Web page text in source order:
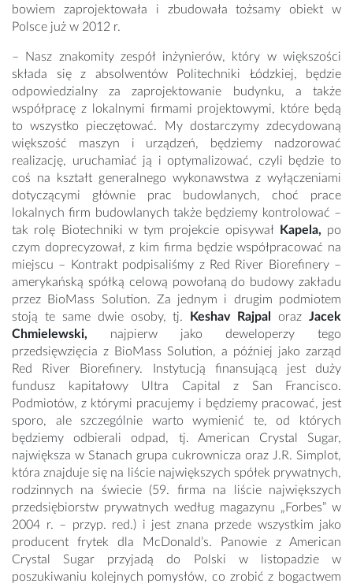
bowiem zaprojektowała i zbudowała tożsamy obiekt w
Polsce już w 2012 r.
– Nasz znakomity zespół inżynierów, który w większości
składa się z absolwentów Politechniki Łódzkiej, będzie
odpowiedzialny za zaprojektowanie budynku, a także
współpracę z lokalnymi firmami projektowymi, które będą
to wszystko pieczętować. My dostarczymy zdecydowaną
większość maszyn i urządzeń, będziemy nadzorować
realizację, uruchamiać ją i optymalizować, czyli będzie to
coś na kształt generalnego wykonawstwa z wyłączeniami
dotyczącymi głównie prac budowlanych, choć prace
lokalnych firm budowlanych także będziemy kontrolować –
tak rolę Biotechniki w tym projekcie opisywał
Kapela, po
czym doprecyzował, z kim firma będzie współpracować na
miejscu – Kontrakt podpisaliśmy z Red River Biorefinery –
amerykańską spółką celową powołaną do budowy zakładu
przez BioMass Solution. Za jednym i drugim podmiotem
stoją te same dwie osoby, tj.
Keshav RajpalorazJacek
Chmielewski, najpierw jako deweloperzy tego
przedsięwzięcia z BioMass Solution, a później jako zarząd
Red River Biorefinery. Instytucją finansującą jest duży
fundusz kapitałowy Ultra Capital z San Francisco.
Podmiotów, z którymi pracujemy i będziemy pracować, jest
sporo, ale szczególnie warto wymienić te, od których
będziemy odbierali odpad, tj. American Crystal Sugar,
największa w Stanach grupa cukrownicza oraz J.R. Simplot,
która znajduje się na liście największych spółek prywatnych,
rodzinnych na świecie (59. firma na liście największych
przedsiębiorstw prywatnych według magazynu „Forbes” w
2004 r. – przyp. red.) i jest znana przede wszystkim jako
producent frytek dla McDonald’s. Panowie z American
Crystal Sugar przyjadą do Polski w listopadzie w
poszukiwaniu kolejnych pomysłów, co zrobić z bogactwem